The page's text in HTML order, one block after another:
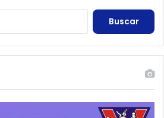
Buscar: